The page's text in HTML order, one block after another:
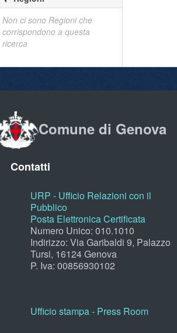
Non ci sono Regioni che
corrispondono a questa
ricerca
Comune di Genova
Contatti
URP - Ufficio Relazioni con il
Pubblico
Posta Elettronica Certificata
Numero Unico: 010.1010
Indirizzo: Via Garibaldi 9, Palazzo
Tursi, 16124 Genova
P. Iva: 00856930102
Ufficio stampa - Press Room